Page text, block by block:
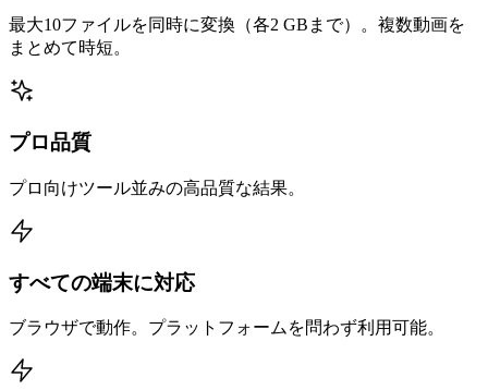
最大10ファイルを同時に変換（各2 GBまで）。複数動画を
まとめて時短。
プロ品質
プロ向けツール並みの高品質な結果。
すべての端末に対応
ブラウザで動作。プラットフォームを問わず利用可能。